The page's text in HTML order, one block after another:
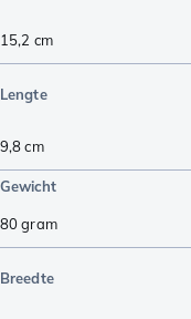
15,2 cm
Lengte
9,8cm
Gewicht
80gram
Breedte